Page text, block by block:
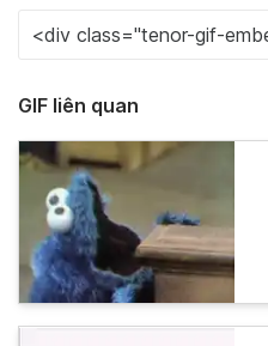
GIF liên quan